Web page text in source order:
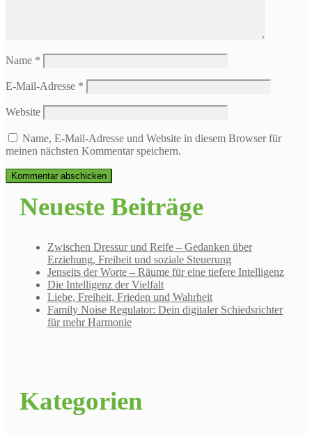
Name *
E-Mail-Adresse *
Website
Name, E-Mail-Adresse und Website in diesem Browser für
meinen nächsten Kommentar speichern.
Neueste Beiträge
Zwischen Dressur und Reife – Gedanken über
Erziehung, Freiheit und soziale Steuerung
Jenseits der Worte – Räume für eine tiefere Intelligenz
Die Intelligenz der Vielfalt
Liebe, Freiheit, Frieden und Wahrheit
Family Noise Regulator: Dein digitaler Schiedsrichter
für mehr Harmonie
Kategorien